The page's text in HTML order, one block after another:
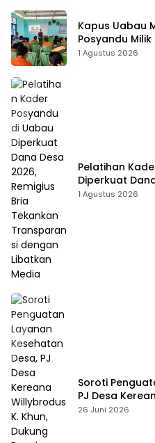
Kapus Uabau
Posyandu
Ujung Tombak
1 Agustus 2026
Pelatihan
Diperkuat
Tekankan
1 Agustus 2026
Soroti
PJ Desa
Dukung Penuh
26 Juni 2026